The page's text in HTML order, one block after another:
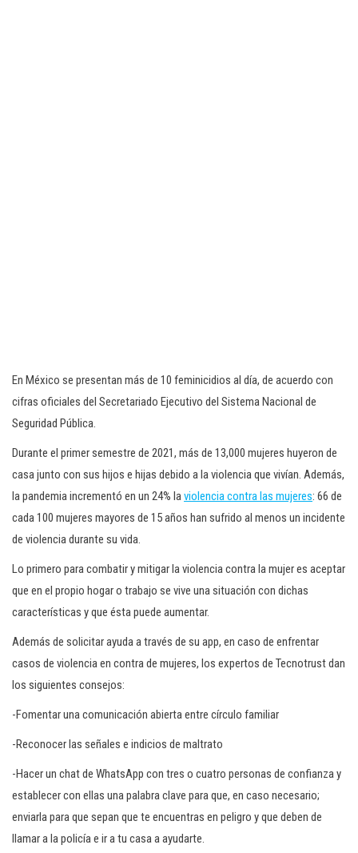
En México se presentan más de 10 feminicidios al día, de acuerdo con
cifras oficiales del Secretariado Ejecutivo del Sistema Nacional de
Seguridad Pública.
Durante el primer semestre de 2021, más de 13,000 mujeres huyeron de
casa junto con sus hijos e hijas debido a la violencia que vivían. Además,
la pandemia incrementó en un 24% laviolencia contra las mujeres: 66 de
cada 100 mujeres mayores de 15 años han sufrido al menos un incidente
de violencia durante su vida.
Lo primero para combatir y mitigar la violencia contra la mujer es aceptar
que en el propio hogar o trabajo se vive una situación con dichas
características y que ésta puede aumentar.
Además de solicitar ayuda a través de su app, en caso de enfrentar
casos de violencia en contra de mujeres, los expertos de Tecnotrust dan
los siguientes consejos:
-Fomentar una comunicación abierta entre círculo familiar
-Reconocer las señales e indicios de maltrato
-Hacer un chat de WhatsApp con tres o cuatro personas de confianza y
establecer con ellas una palabra clave para que, en caso necesario;
enviarla para que sepan que te encuentras en peligro y que deben de
llamar a la policía e ir a tu casa a ayudarte.